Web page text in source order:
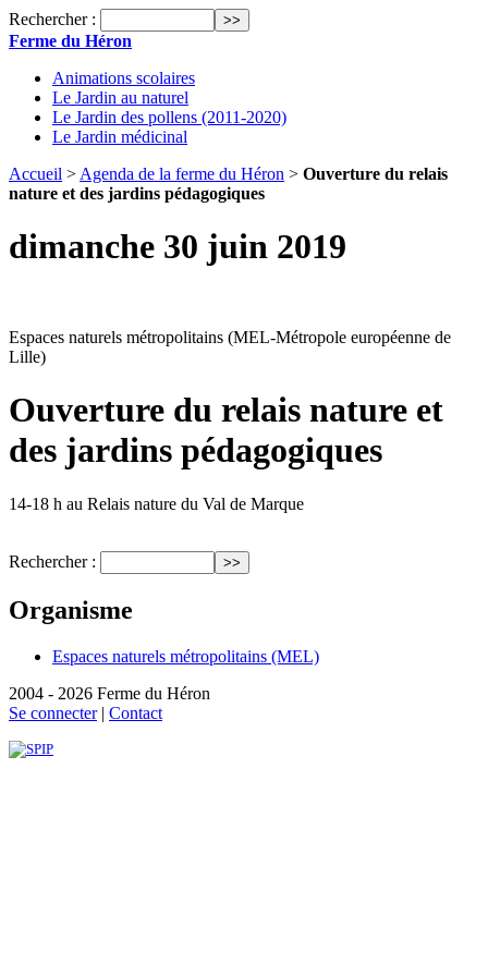
Rechercher :
Ferme du Héron
Animations scolaires
Le Jardin au naturel
Le Jardin des pollens (2011-2020)
Le Jardin médicinal
Accueil > Agenda de la ferme du Héron > Ouverture du relais
nature et des jardins pédagogiques
dimanche 30 juin 2019
Espaces naturels métropolitains (MEL-Métropole européenne de
Lille)
Ouverture du relais nature et
des jardins pédagogiques
14-18 h au Relais nature du Val de Marque
Rechercher :
Organisme
Espaces naturels métropolitains (MEL)
2004 - 2026 Ferme du Héron
Se connecter| Contact